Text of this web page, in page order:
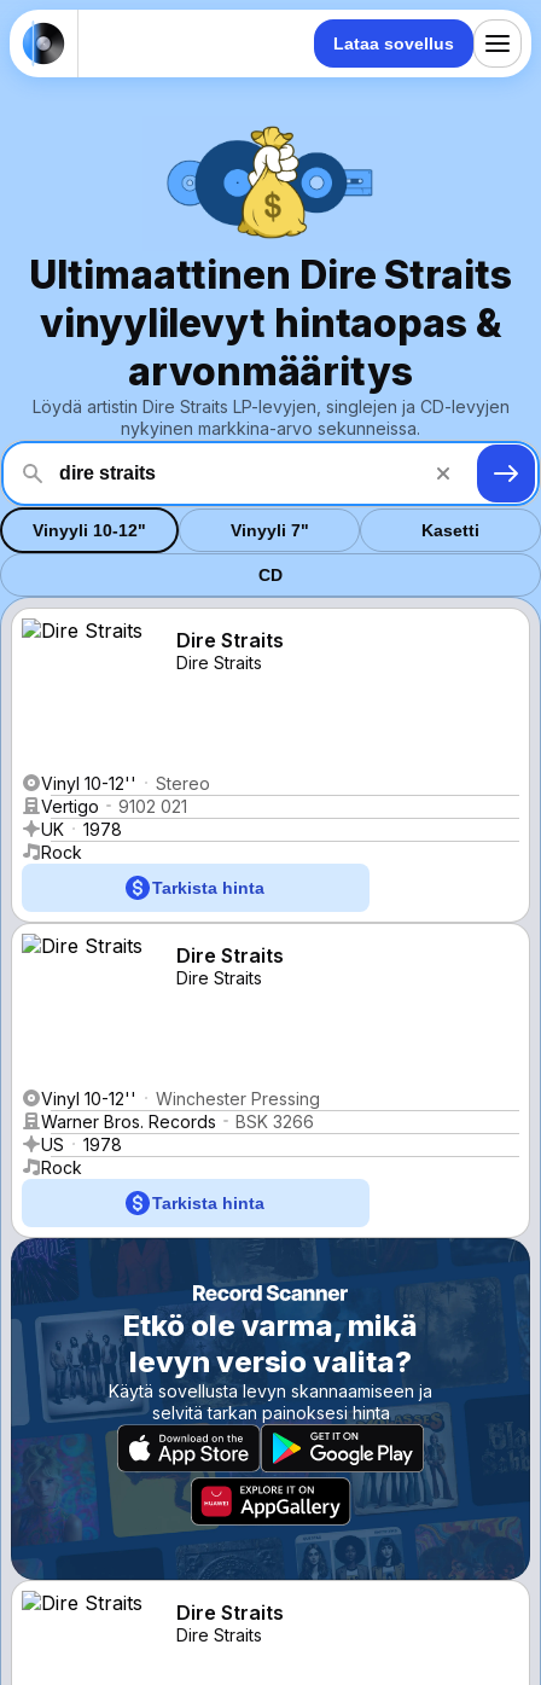
Lataa sovellus
Ultimaattinen Dire Straits
vinyylilevyt hintaopas &
arvonmääritys
Löydä artistin Dire Straits LP-levyjen, singlejen ja CD-levyjen
nykyinen markkina-arvo sekunneissa.
Vinyyli 10-12" Vinyyli 7" Kasetti
CD
Dire Straits
Dire Straits
Vinyl 10-12''
Stereo
Vertigo
9102 021
UK
1978
Rock
Tarkista hinta
Dire Straits
Dire Straits
Vinyl 10-12''
Winchester Pressing
Warner Bros. Records
BSK 3266
US
1978
Rock
Tarkista hinta
Etkö ole varma, mikä
levyn versio valita?
Käytä sovellusta levyn skannaamiseen ja
selvitä tarkan painoksesi hinta
Dire Straits
Dire Straits